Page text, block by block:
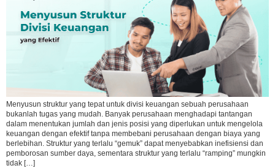
Menyusun struktur yang tepat untuk divisi keuangan sebuah perusahaan
bukanlah tugas yang mudah. Banyak perusahaan menghadapi tantangan
dalam menentukan jumlah dan jenis posisi yang diperlukan untuk mengelola
keuangan dengan efektif tanpa membebani perusahaan dengan biaya yang
berlebihan. Struktur yang terlalu “gemuk” dapat menyebabkan inefisiensi dan
pemborosan sumber daya, sementara struktur yang terlalu “ramping” mungkin
tidak […]